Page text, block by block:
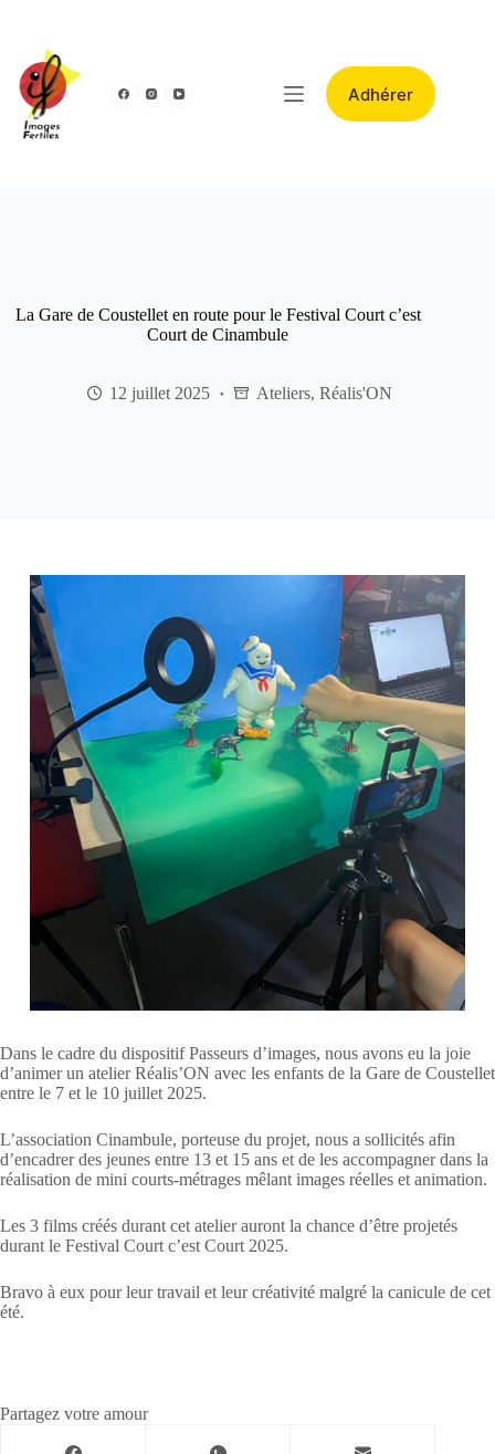
Adhérer
La Gare de Coustellet en route pour le Festival Court c’est
Court de Cinambule
12 juillet 2025 Ateliers,Réalis'ON
Dans le cadre du dispositif Passeurs d’images, nous avons eu la joie
d’animer un atelier Réalis’ON avec les enfants de la Gare de Coustellet
entre le 7 et le 10 juillet 2025.
L’association Cinambule, porteuse du projet, nous a sollicités afin
d’encadrer des jeunes entre 13 et 15 ans et de les accompagner dans la
réalisation de mini courts-métrages mêlant images réelles et animation.
Les 3 films créés durant cet atelier auront la chance d’être projetés
durant le Festival Court c’est Court 2025.
Bravo à eux pour leur travail et leur créativité malgré la canicule de cet
été.
Partagez votre amour